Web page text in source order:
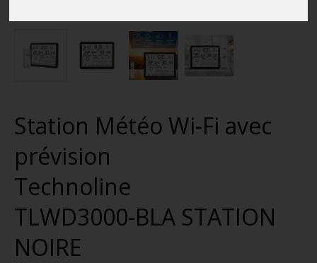
Station Météo Wi-Fi avec
prévision
Technoline
TLWD3000-BLA STATION
NOIRE